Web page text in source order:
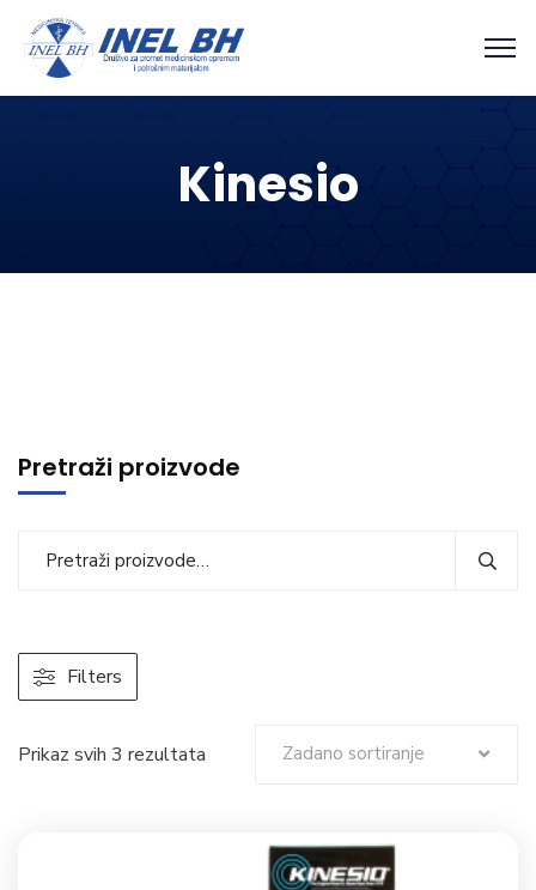
Kinesio
Prikaz svih 3 rezultata Zadano sortiranje
Pretraži proizvode
Filters